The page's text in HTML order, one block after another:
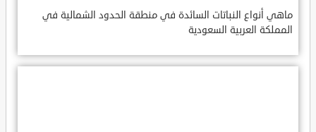
ماهي أنواع النباتات السائدة في منطقة الحدود الشمالية في
المملكة العربية السعودية